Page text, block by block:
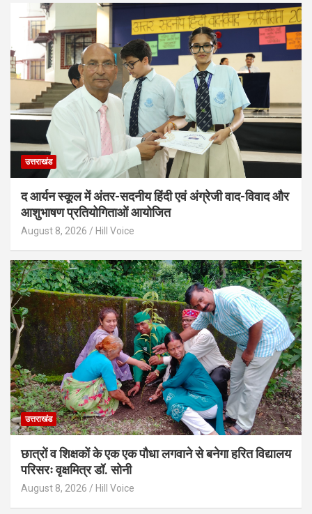
उत्तराखंड
द आर्यन स्कूल में अंतर-सदनीय हिंदी एवं अंग्रेजी वाद-विवाद और
आशुभाषण प्रतियोगिताओं आयोजित
August 8, 2026 Hill Voice
उत्तराखंड
छात्रों व शिक्षकों के एक एक पौधा लगवाने से बनेगा हरित विद्यालय
परिसरः वृक्षमित्र डॉ. सोनी
August 8, 2026 Hill Voice